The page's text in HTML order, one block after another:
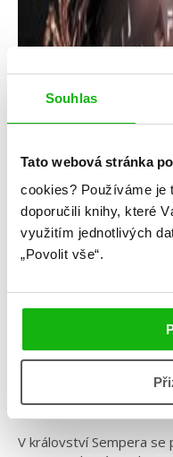
Souhlas
Tato webová stránka
cookies? Používáme je
doporučili knihy, které
využitím jednotlivých
„Povolit vše“.
Everless –
Čas je vězení a jen ona
V království Sempera se